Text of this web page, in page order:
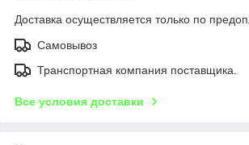
Доставка осуществляется только по
Самовывоз
Транспортная компания поставщика.
Все условия доставки